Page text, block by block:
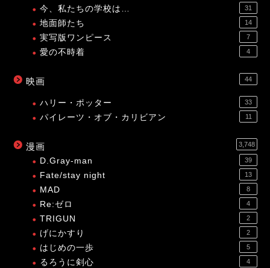
今、私たちの学校は… 31
地面師たち 14
実写版ワンピース 7
愛の不時着 4
映画 44
ハリー・ポッター 33
パイレーツ・オブ・カリビアン 11
漫画 3,748
D.Gray-man 39
Fate/stay night 13
MAD 8
Re:ゼロ 4
TRIGUN 2
げにかすり 2
はじめの一歩 5
るろうに剣心 4